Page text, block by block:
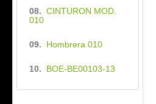
08. CINTURON MOD.
010
09. Hombrera 010
10. BOE-BE00103-13